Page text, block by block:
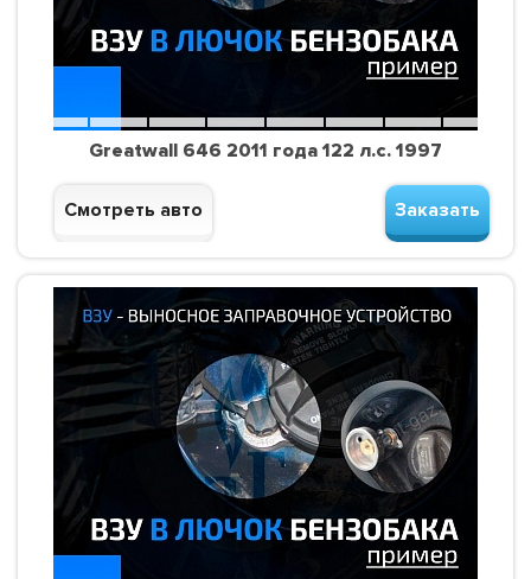
Greatwall 646 2011 года 122 л.с. 1997
Смотреть авто Заказать